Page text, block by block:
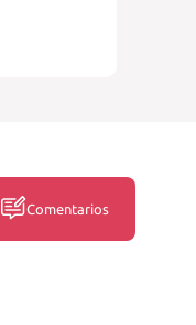
Comentarios